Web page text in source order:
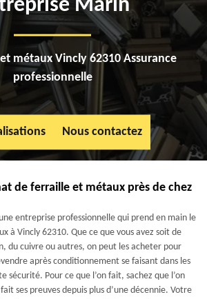
Marin
métaux Vincly 62310 Assurance
professionnelle
Nous contactez
de ferraille et métaux près de chez
entreprise professionnelle qui prend en main le
à Vincly 62310. Que ce que vous avez soit de
du cuivre ou autres, on peut les acheter pour
après conditionnement se faisant dans les
sécurité. Pour ce que l’on fait, sachez que l’on
ses preuves depuis plus d’une décennie. Votre